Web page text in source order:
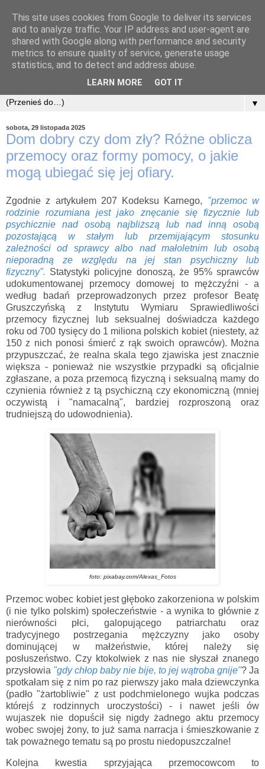
▼
sobota, 29 listopada 2025
Dom dobry czy dom zły? Różne oblicza
przemocy oraz formy pomocy, o jakie
mogą ubiegać się jej ofiary.
Zgodnie z artykułem 207 Kodeksu Karnego, "przemoc w
rodzinie rozumiana jest jako znęcanie się fizycznie lub
psychicznie nad osobą najbliższą lub nad inną osobą
pozostającą w stałym lub przemijającym stosunku
zależności od sprawcy albo nad małoletnim lub osobą
nieporadną ze względu na jej stan psychiczny lub
fizyczny". Statystyki policyjne donoszą, że 95% sprawców
udokumentowanej przemocy domowej to mężczyźni - a
według badań przeprowadzonych przez profesor Beatę
Gruszczyńską z Instytutu Wymiaru Sprawiedliwości
przemocy fizycznej lub seksualnej doświadcza każdego
roku od 700 tysięcy do 1 miliona polskich kobiet (niestety, aż
150 z nich ponosi śmierć z rąk swoich oprawców). Można
przypuszczać, że realna skala tego zjawiska jest znacznie
większa - ponieważ nie wszystkie przypadki są oficjalnie
zgłaszane, a poza przemocą fizyczną i seksualną mamy do
czynienia również z tą psychiczną czy ekonomiczną (mniej
oczywistą i "namacalną", bardziej rozproszoną oraz
trudniejszą do udowodnienia).
foto: pixabay.com/Alexas_Fotos
Przemoc wobec kobiet jest głęboko zakorzeniona w polskim
(i nie tylko polskim) społeczeństwie - a wynika to głównie z
nierówności płci, galopującego patriarchatu oraz
tradycyjnego postrzegania mężczyzny jako osoby
dominującej w małżeństwie, której należy się
posłuszeństwo. Czy ktokolwiek z nas nie słyszał znanego
przysłowia "gdy chłop baby nie bije, to jej wątroba gnije"? Ja
spotkałam się z nim po raz pierwszy jako mała dziewczynka
(padło "żartobliwie" z ust podchmielonego wujka podczas
którejś z rodzinnych uroczystości) - i nawet jeśli ów
wujaszek nie dopuścił się nigdy żadnego aktu przemocy
wobec swojej żony, to już sama narracja i śmieszkowanie z
tak poważnego tematu są po prostu niedopuszczalne!
Kolejna kwestia sprzyjająca przemocowcom to
This site uses cookies from Google to deliver its services
and to analyze traffic. Your IP address and user-agent are
shared with Google along with performance and security
metrics to ensure quality of service, generate usage
statistics, and to detect and address abuse.
LEARN MORE GOT IT